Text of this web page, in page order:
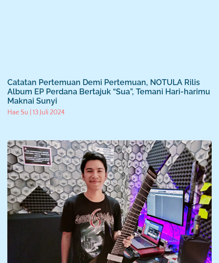
Catatan Pertemuan Demi Pertemuan, NOTULA Rilis
Album EP Perdana Bertajuk “Sua”, Temani Hari-harimu
Maknai Sunyi
Hae Su 13 Juli 2024